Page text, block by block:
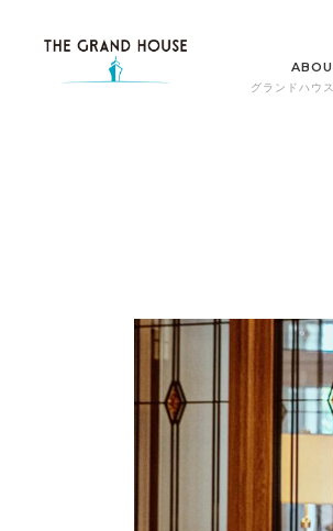
グランドハウ